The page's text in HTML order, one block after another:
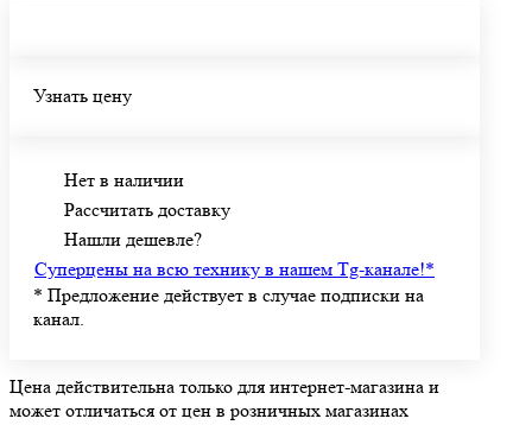
Узнать цену
Нет в наличии
Рассчитать доставку
Нашли дешевле?
Суперцены на всю технику в нашем Tg-канале!*
* Предложение действует в случае подписки на
канал.
Цена действительна только для интернет-магазина и
может отличаться от цен в розничных магазинах